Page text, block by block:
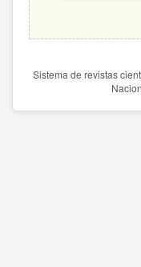
Sistema de revistas